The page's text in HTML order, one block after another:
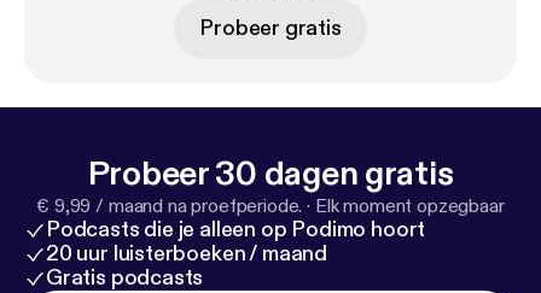
Probeer gratis
Probeer 30 dagen gratis
€ 9,99 / maand na proefperiode. · Elk moment opzegbaar
Podcasts die je alleen op Podimo hoort
20 uur luisterboeken / maand
Gratis podcasts